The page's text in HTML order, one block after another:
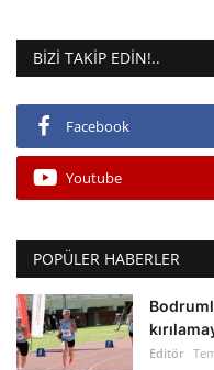
Turizm
Siyaset
Bodrum Nöbetçi
Köşe Yazarları
Spor
Kültür Sanat Tarih
BIZI TAKIP EDIN!..
Facebook
Youtube
POPÜLER HABERLER
Editör